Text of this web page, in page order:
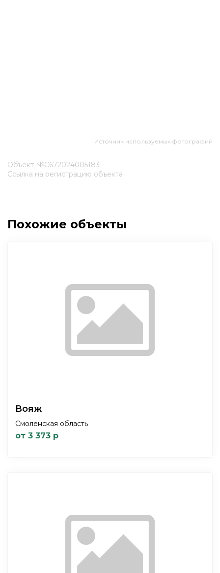
Источник используемых фотографий
Объект №С672024005183
Ссылка на регистрацию объекта
Похожие объекты
Вояж
Смоленская область
от 3 373 р